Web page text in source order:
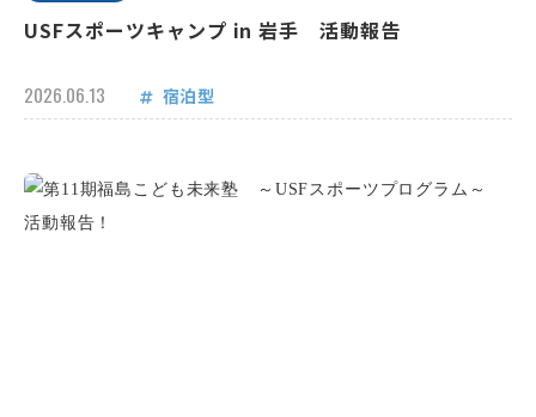
USFスポーツキャンプ in 岩手 活動報告
2026.06.13 宿泊型